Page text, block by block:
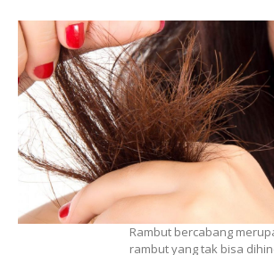
Rambut bercabang
rambut yang tak bisa